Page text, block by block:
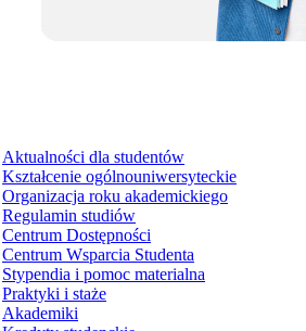
Aktualności dla studentów
Kształcenie ogólnouniwersyteckie
Organizacja roku akademickiego
Regulamin studiów
Centrum Dostępności
Centrum Wsparcia Studenta
Stypendia i pomoc materialna
Praktyki i staże
Akademiki